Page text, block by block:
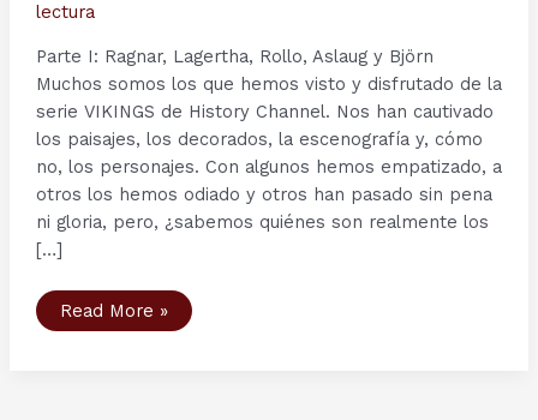
lectura
Parte I: Ragnar, Lagertha, Rollo, Aslaug y Björn
Muchos somos los que hemos visto y disfrutado de la
serie VIKINGS de History Channel. Nos han cautivado
los paisajes, los decorados, la escenografía y, cómo
no, los personajes. Con algunos hemos empatizado, a
otros los hemos odiado y otros han pasado sin pena
ni gloria, pero, ¿sabemos quiénes son realmente los
[…]
Personajes
serie
Read More »